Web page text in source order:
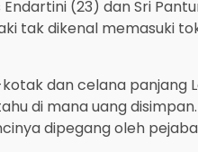
(23) dan Sri
tak dikenal memasuki
dan celana panjang
di mana uang
dipegang oleh